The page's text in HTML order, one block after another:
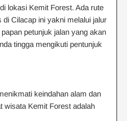
lokasi Kemit Forest. Ada rute
Cilacap ini yakni melalui jalur
petunjuk jalan yang akan
tingga mengikuti pentunjuk
keindahan alam dan
wisata Kemit Forest adalah